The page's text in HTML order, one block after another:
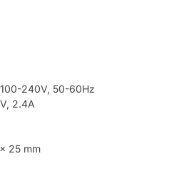
100-240V, 50-60Hz
2.4A
25 mm